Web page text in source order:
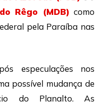
Rêgo (MDB) como
pela Paraíba nas
especulações nos
possível mudança de
do Planalto. As